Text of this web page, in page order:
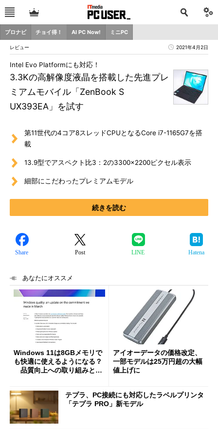
プロナビ チョイ得！ AI PC Now! ミニPC
レビュー 2021年4月2日
3.3Kの高解像度液晶を搭載した先進プレ
ミアムモバイル「ZenBook S
UX393EA」を試す
Intel Evo Platformにも対応！
第11世代の4コア8スレッドCPUとなるCore i7-1165G7を搭
載
13.9型でアスペクト比3：2の3300×2200ピクセル表示
細部にこだわったプレミアムモデル
続きを読む
Share Post LINE Hatena
あなたにオススメ
Windows 11は8GBメモリで
も快適に使えるようになる？
品質向上への取り組みと
アイオーデータの価格改定、
一部モデルは25万円超の大幅
値上げに
テプラ、PC接続にも対応したラベルプリンタ
「テプラ PRO」新モデル